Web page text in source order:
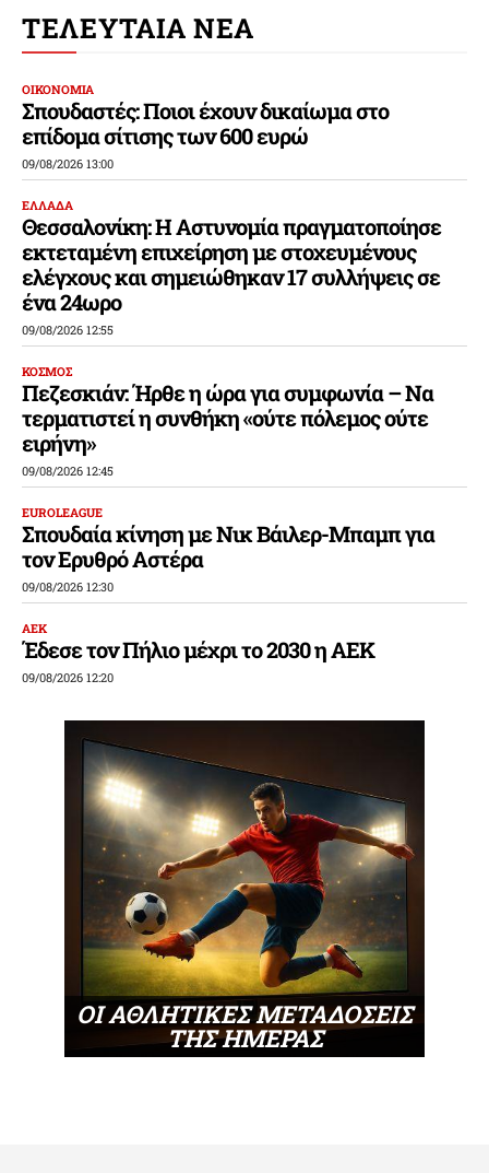
ΤΕΛΕΥΤΑΙΑ ΝΕΑ
ΟΙΚΟΝΟΜΙΑ
Σπουδαστές: Ποιοι έχουν δικαίωμα στο
επίδομα σίτισης των 600 ευρώ
09/08/2026 13:00
ΕΛΛΑΔΑ
Θεσσαλονίκη: Η Αστυνομία πραγματοποίησε
εκτεταμένη επιχείρηση με στοχευμένους
ελέγχους και σημειώθηκαν 17 συλλήψεις σε
ένα 24ωρο
09/08/2026 12:55
ΚΟΣΜΟΣ
Πεζεσκιάν: Ήρθε η ώρα για συμφωνία – Να
τερματιστεί η συνθήκη «ούτε πόλεμος ούτε
ειρήνη»
09/08/2026 12:45
EUROLEAGUE
Σπουδαία κίνηση με Νικ Βάιλερ-Μπαμπ για
τον Ερυθρό Αστέρα
09/08/2026 12:30
ΑΕΚ
Έδεσε τον Πήλιο μέχρι το 2030 η ΑΕΚ
09/08/2026 12:20
ΟΙ ΑΘΛΗΤΙΚΕΣ ΜΕΤΑΔΟΣΕΙΣ
ΤΗΣ ΗΜΕΡΑΣ